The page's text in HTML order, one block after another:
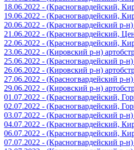
18.06.2022 - (Красногвардейский,
19.06.2022 - (Красногвардейский,
20.06.2022 - (Красногвардейский р-
21.06.2022 - (Красногвардейский,
22.06.2022 - (Красногвардейский,
23.06.2022 - (Кировский р-н)
25.06.2022 - (Красногвардейский р-
26.06.2022 - (Кировский р-н)
27.06.2022 - (Красногвардейский р-
29.06.2022 - (Кировский р-н)
01.07.2022 - (Красногвардейский,
02.07.2022 - (Красногвардейский,
03.07.2022 - (Красногвардейский р-
04.07.2022 - (Красногвардейский,
06.07.2022 - (Красногвардейский,
07.07.2022 - (Красногвардейский р-